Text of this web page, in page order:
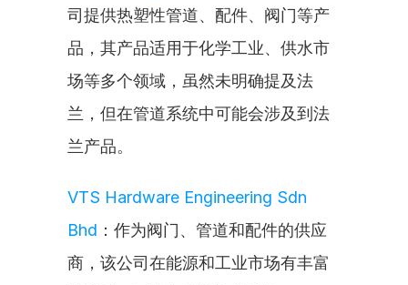
司提供热塑性管道、配件、阀门等产
品，其产品适用于化学工业、供水市
场等多个领域，虽然未明确提及法
兰，但在管道系统中可能会涉及到法
兰产品。
VTS Hardware Engineering Sdn
Bhd ：作为阀门、管道和配件的供应
商，该公司在能源和工业市场有丰富